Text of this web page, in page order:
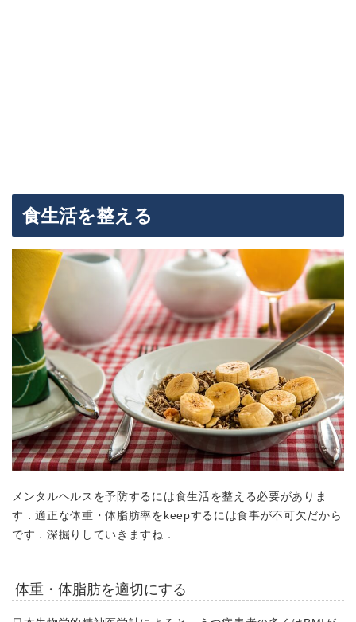
食生活を整える
メンタルヘルスを予防するには食生活を整える必要がありま
す．適正な体重・体脂肪率をkeepするには食事が不可欠だから
です．深掘りしていきますね．
体重・体脂肪を適切にする